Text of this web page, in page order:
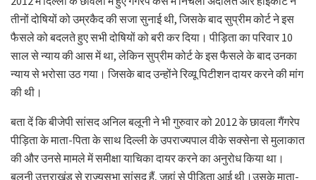
तीनों दोषियों को उम्रकैद की सजा सुनाई थी, जिसके बाद सुप्रीम कोर्ट ने इस
फैसले को बदलते हुए सभी दोषियों को बरी कर दिया। पीड़िता का परिवार 10
साल से न्याय की आस में था, लेकिन सुप्रीम कोर्ट के इस फैसले के बाद उनका
न्याय से भरोसा उठ गया। जिसके बाद उन्होंने रिव्यू पिटीशन दायर करने की मांग
की थी।
बता दें कि बीजेपी सांसद अनिल बलूनी ने भी गुरुवार को 2012 के छावला गैंगरेप
पीड़िता के माता-पिता के साथ दिल्ली के उपराज्यपाल वीके सक्सेना से मुलाकात
की और उनसे मामले में समीक्षा याचिका दायर करने का अनुरोध किया था।
बलूनी उत्तराखंड से राज्यसभा सांसद हैं, जहां से पीड़िता आई थी।उसके माता-